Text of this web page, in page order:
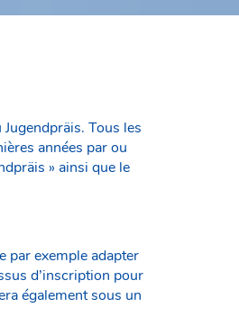
Tous les
années par ou
» ainsi que le
par exemple adapter
d’inscription pour
également sous un